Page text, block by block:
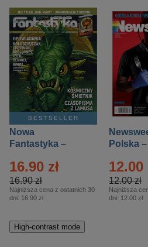
BESTSELLER
Nowa
Fantastyka –
16.90 zł
16.90 zł
Najniższa cena z ostatnich 30
dni: 16.90 zł
Polska
12.00
12.00 zł
Najniższa
dni: 12.00 zł
High-contrast mode